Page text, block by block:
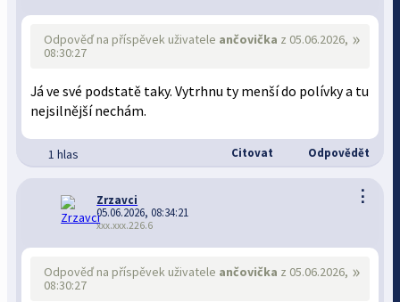
»
Odpověď na příspěvek uživatele ančovička z 05.06.2026,
08:30:27
Já ve své podstatě taky. Vytrhnu ty menší do polívky a tu
nejsilnější nechám.
1 hlas Citovat Odpovědět
⋮
Zrzavci
05.06.2026, 08:34:21
xxx.xxx.226.6
»
Odpověď na příspěvek uživatele ančovička z 05.06.2026,
08:30:27